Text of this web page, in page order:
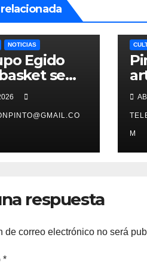
NOTICIAS
Egido
se
en el
de
M
respuesta
de correo electrónico no será
*